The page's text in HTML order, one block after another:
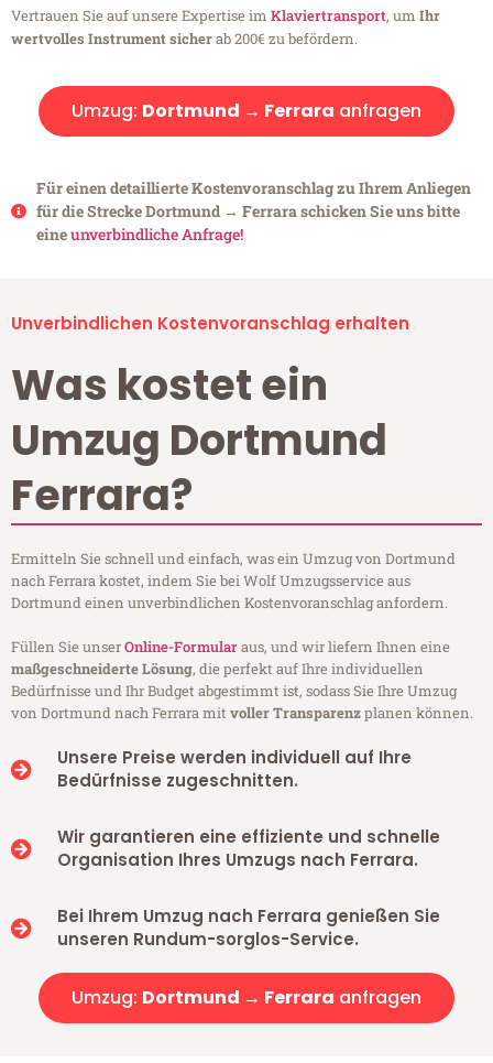
Vertrauen Sie auf unsere Expertise im Klaviertransport, um Ihr
wertvolles Instrument sicherab 200€ zu befördern.
Umzug: Dortmund → Ferrara anfragen
Für einen detaillierte Kostenvoranschlag zu Ihrem Anliegen
für die Strecke Dortmund → Ferrara schicken Sie uns bitte
eineunverbindliche Anfrage!
Unverbindlichen Kostenvoranschlag erhalten
Was kostet ein
Umzug Dortmund
Ferrara?
Ermitteln Sie schnell und einfach, was ein Umzug von Dortmund
nach Ferrara kostet, indem Sie bei Wolf Umzugsservice aus
Dortmund einen unverbindlichen Kostenvoranschlag anfordern.
Füllen Sie unserOnline-Formularaus, und wir liefern Ihnen eine
maßgeschneiderte Lösung, die perfekt auf Ihre individuellen
Bedürfnisse und Ihr Budget abgestimmt ist, sodass Sie Ihre Umzug
von Dortmund nach Ferrara mitvoller Transparenzplanen können.
Unsere Preise werden individuell auf Ihre
Bedürfnisse zugeschnitten.
Wir garantieren eine effiziente und schnelle
Organisation Ihres Umzugs nach Ferrara.
Bei Ihrem Umzug nach Ferrara genießen Sie
unseren Rundum-sorglos-Service.
Umzug: Dortmund → Ferrara anfragen